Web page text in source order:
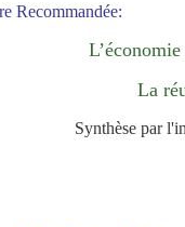
Recommandée:
La
Synthèse par